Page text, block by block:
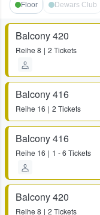
Floor Dewars Club
Balcony 420
Reihe 8 2 Tickets
Balcony 416
Reihe 16 2 Tickets
Balcony 416
Reihe 16 1 - 6 Tickets
Balcony 420
Reihe 8 2 Tickets